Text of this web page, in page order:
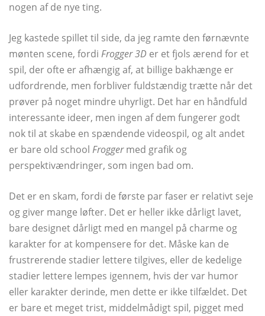
nogen af ​​de nye ting.
Jeg kastede spillet til side, da jeg ramte den førnævnte
mønten scene, fordi Frogger 3D er et fjols ærend for et
spil, der ofte er afhængig af, at billige bakhænge er
udfordrende, men forbliver fuldstændig trætte når det
prøver på noget mindre uhyrligt. Det har en håndfuld
interessante ideer, men ingen af ​​dem fungerer godt
nok til at skabe en spændende videospil, og alt andet
er bare old school Froggermed grafik og
perspektivændringer, som ingen bad om.
Det er en skam, fordi de første par faser er relativt seje
og giver mange løfter. Det er heller ikke dårligt lavet,
bare designet dårligt med en mangel på charme og
karakter for at kompensere for det. Måske kan de
frustrerende stadier lettere tilgives, eller de kedelige
stadier lettere lempes igennem, hvis der var humor
eller karakter derinde, men dette er ikke tilfældet. Det
er bare et meget trist, middelmådigt spil, pigget med